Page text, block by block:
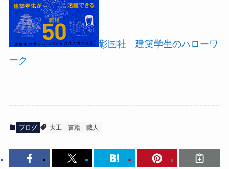
彰国社 建築学生のハローワ
ーク
ブログ 大工 書籍 職人